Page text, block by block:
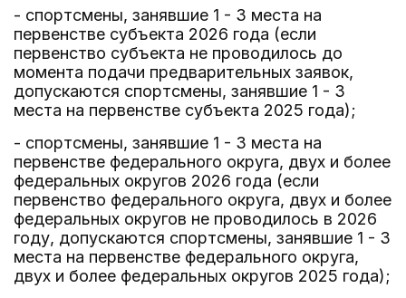
- спортсмены, занявшие 1 - 3 места на
первенстве субъекта 2026 года (если
первенство субъекта не проводилось до
момента подачи предварительных заявок,
допускаются спортсмены, занявшие 1 - 3
места на первенстве субъекта 2025 года);
- спортсмены, занявшие 1 - 3 места на
первенстве федерального округа, двух и более
федеральных округов 2026 года (если
первенство федерального округа, двух и более
федеральных округов не проводилось в 2026
году, допускаются спортсмены, занявшие 1 - 3
места на первенстве федерального округа,
двух и более федеральных округов 2025 года);